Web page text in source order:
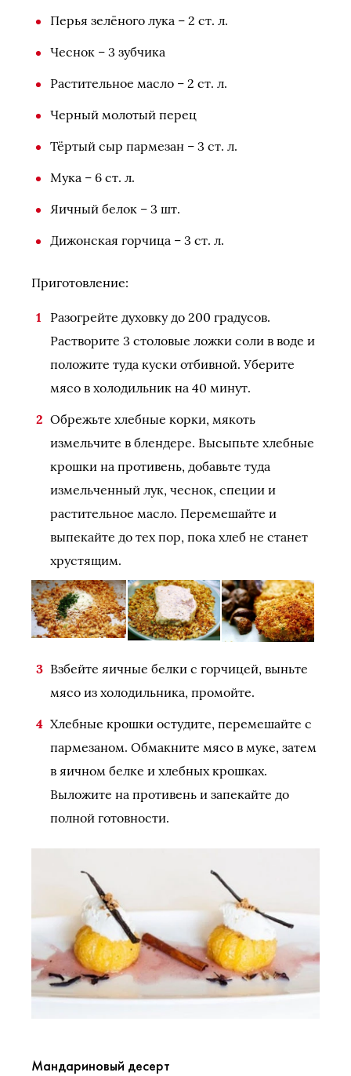
Перья зелёного лука – 2 ст. л.
Чеснок – 3 зубчика
Растительное масло – 2 ст. л.
Черный молотый перец
Тёртый сыр пармезан – 3 ст. л.
Мука – 6 ст. л.
Яичный белок – 3 шт.
Дижонская горчица – 3 ст. л.
Приготовление:
Разогрейте духовку до 200 градусов.
Растворите 3 столовые ложки соли в воде и
положите туда куски отбивной. Уберите
мясо в холодильник на 40 минут.
Обрежьте хлебные корки, мякоть
измельчите в блендере. Высыпьте хлебные
крошки на противень, добавьте туда
измельченный лук, чеснок, специи и
растительное масло. Перемешайте и
выпекайте до тех пор, пока хлеб не станет
хрустящим.
Взбейте яичные белки с горчицей, выньте
мясо из холодильника, промойте.
Хлебные крошки остудите, перемешайте с
пармезаном. Обмакните мясо в муке, затем
в яичном белке и хлебных крошках.
Выложите на противень и запекайте до
полной готовности.
Мандариновый десерт